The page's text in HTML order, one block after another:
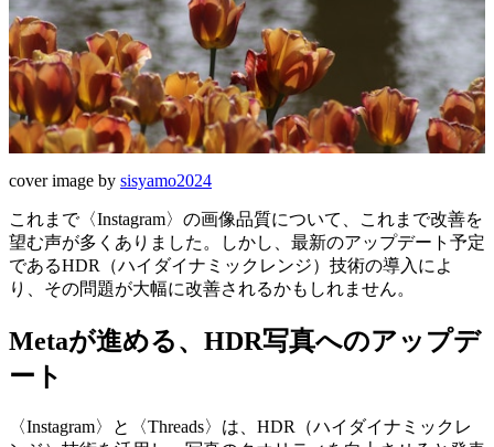
cover image by sisyamo2024
これまで〈Instagram〉の画像品質について、これまで改善を
望む声が多くありました。しかし、最新のアップデート予定
であるHDR（ハイダイナミックレンジ）技術の導入によ
り、その問題が大幅に改善されるかもしれません。
Metaが進める、HDR写真へのアップデ
ート
〈Instagram〉と〈Threads〉は、HDR（ハイダイナミックレ